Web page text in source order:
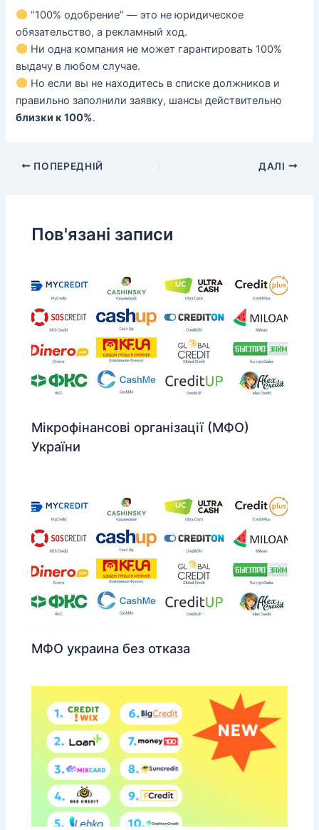
“100% одобрение” — это не юридическое
обязательство, а рекламный ход.
Ни одна компания не может гарантировать 100%
выдачу в любом случае.
Но если вы не находитесь в списке должников и
правильно заполнили заявку, шансы действительно
близки к 100%.
ПОПЕРЕДНІЙ ДАЛІ
Пов'язані записи
Мікрофінансові організації (МФО)
України
МФО украина без отказа